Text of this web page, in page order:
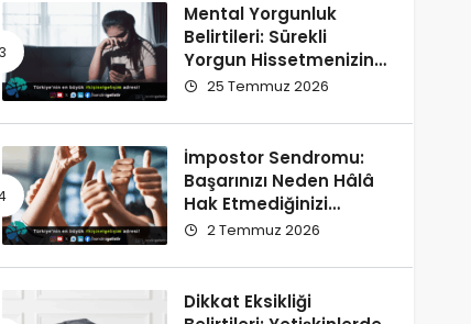
Mental Yorgunluk
Belirtileri: Sürekli
Yorgun Hissetmenizin
12 Olası Nedeni
25 Temmuz 2026
İmpostor Sendromu:
Başarınızı Neden Hâlâ
Hak Etmediğinizi
Düşünüyorsunuz?
2 Temmuz 2026
Dikkat Eksikliği